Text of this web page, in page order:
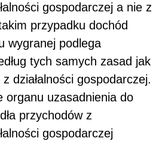
gospodarczej a nie z
przypadku dochód
wygranej podlega
tych samych zasad jak
działalności gospodarczej.
organu uzasadnienia do
przychodów z
gospodarczej